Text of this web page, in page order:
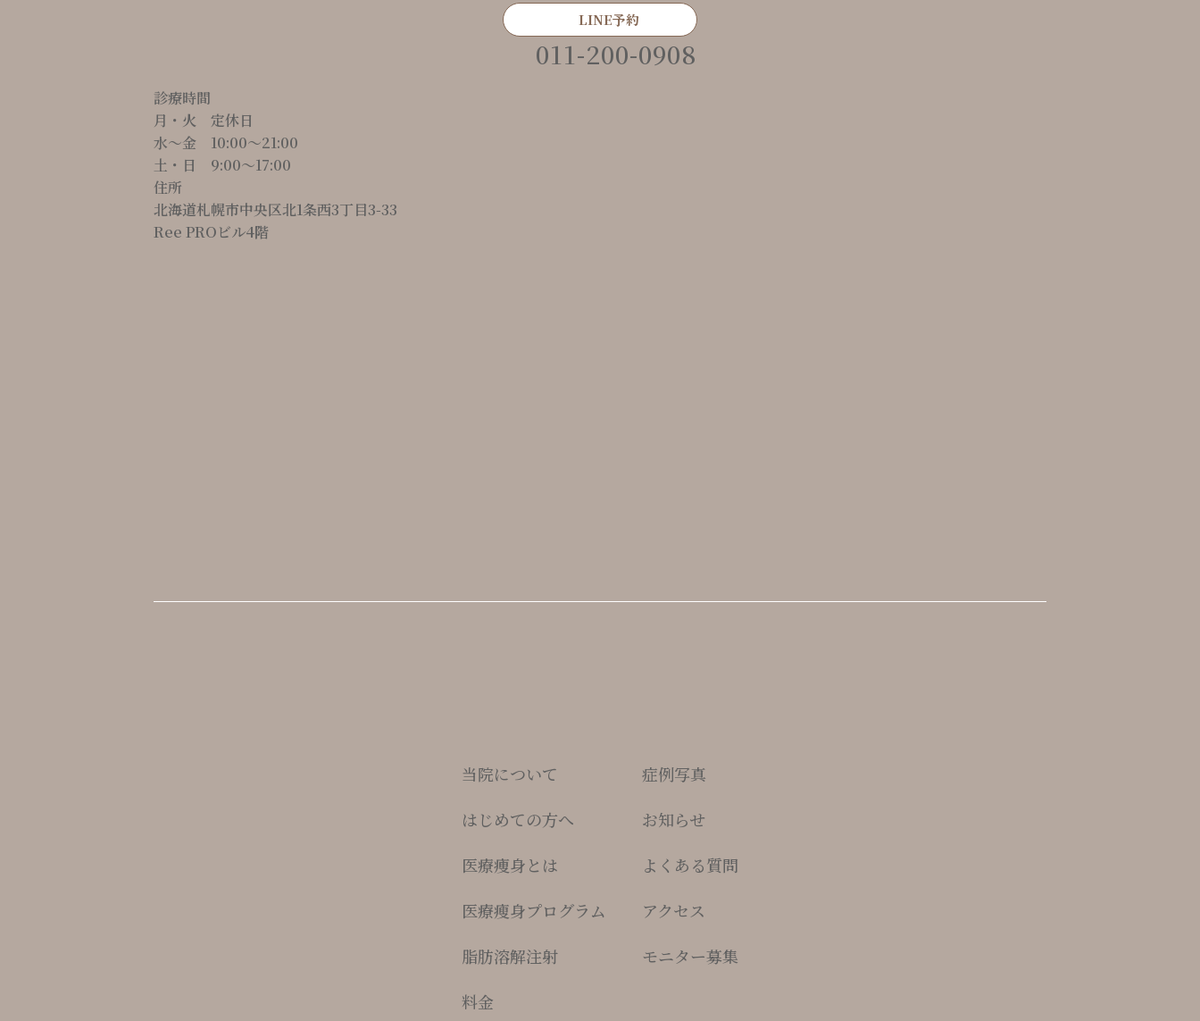
LINE予約
011-200-0908
診療時間
月・火 定休日
水～金 10:00〜21:00
土・日 9:00〜17:00
住所
北海道札幌市中央区北1条西3丁目3-33
Ree PROビル4階
当院について
症例写真
はじめての方へ
お知らせ
医療痩身とは
よくある質問
医療瘦身プログラム
アクセス
脂肪溶解注射
モニター募集
料金